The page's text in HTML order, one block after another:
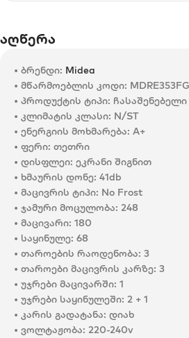
აღწერა
• ბრენდი: Midea
• მწარმოებლის კოდი:
• პროდუქტის ტიპი: ჩასაშენებელი
• კლიმატის კლასი: N/ST
• ენერგიის მოხმარება: A+
• ფერი: თეთრი
• დისფლეი: ეკრანი შიგნით
• ხმაურის დონე: 41db
• მაცივრის ტიპი: No Frost
• ჯამური მოცულობა: 248
• მაცივარი: 180
• საყინულე: 68
• თაროების რაოდენობა: 3
• თაროები მაცივრის კარზე: 3
• უჯრები მაცივარში: 1
• უჯრები საყინულეში: 2 + 1
• კარის გადატანა: დიახ
• ვოლტაჟობა: 220-240v